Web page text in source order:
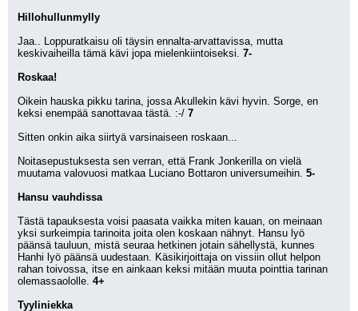
Hillohullunmylly
Jaa.. Loppuratkaisu oli täysin ennalta-arvattavissa, mutta
keskivaiheilla tämä kävi jopa mielenkiintoiseksi. 7-
Roskaa!
Oikein hauska pikku tarina, jossa Akullekin kävi hyvin. Sorge, en
keksi enempää sanottavaa tästä. :-/ 7
Sitten onkin aika siirtyä varsinaiseen roskaan...
Noitasepustuksesta sen verran, että Frank Jonkerilla on vielä
muutama valovuosi matkaa Luciano Bottaron universumeihin. 5-
Hansu vauhdissa
Tästä tapauksesta voisi paasata vaikka miten kauan, on meinaan
yksi surkeimpia tarinoita joita olen koskaan nähnyt. Hansu lyö
päänsä tauluun, mistä seuraa hetkinen jotain sähellystä, kunnes
Hanhi lyö päänsä uudestaan. Käsikirjoittaja on vissiin ollut helpon
rahan toivossa, itse en ainkaan keksi mitään muuta pointtia tarinan
olemassaololle. 4+
Tyyliniekka